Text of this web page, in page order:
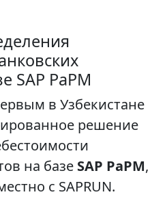
SAP PaPM
в Узбекистане
решение
на базе SAP PaPM,
с SAPRUN.